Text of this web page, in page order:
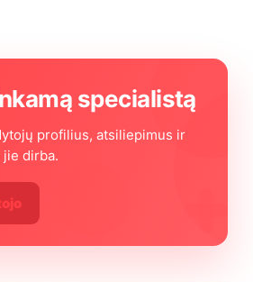
specialistą
profilius, atsiliepimus ir
dirba.